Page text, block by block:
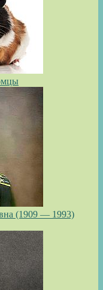
(1909 — 1993)